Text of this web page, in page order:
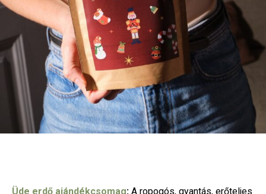
Üde erdő ajándékcsomag: A ropogós, gyantás, erőteljes